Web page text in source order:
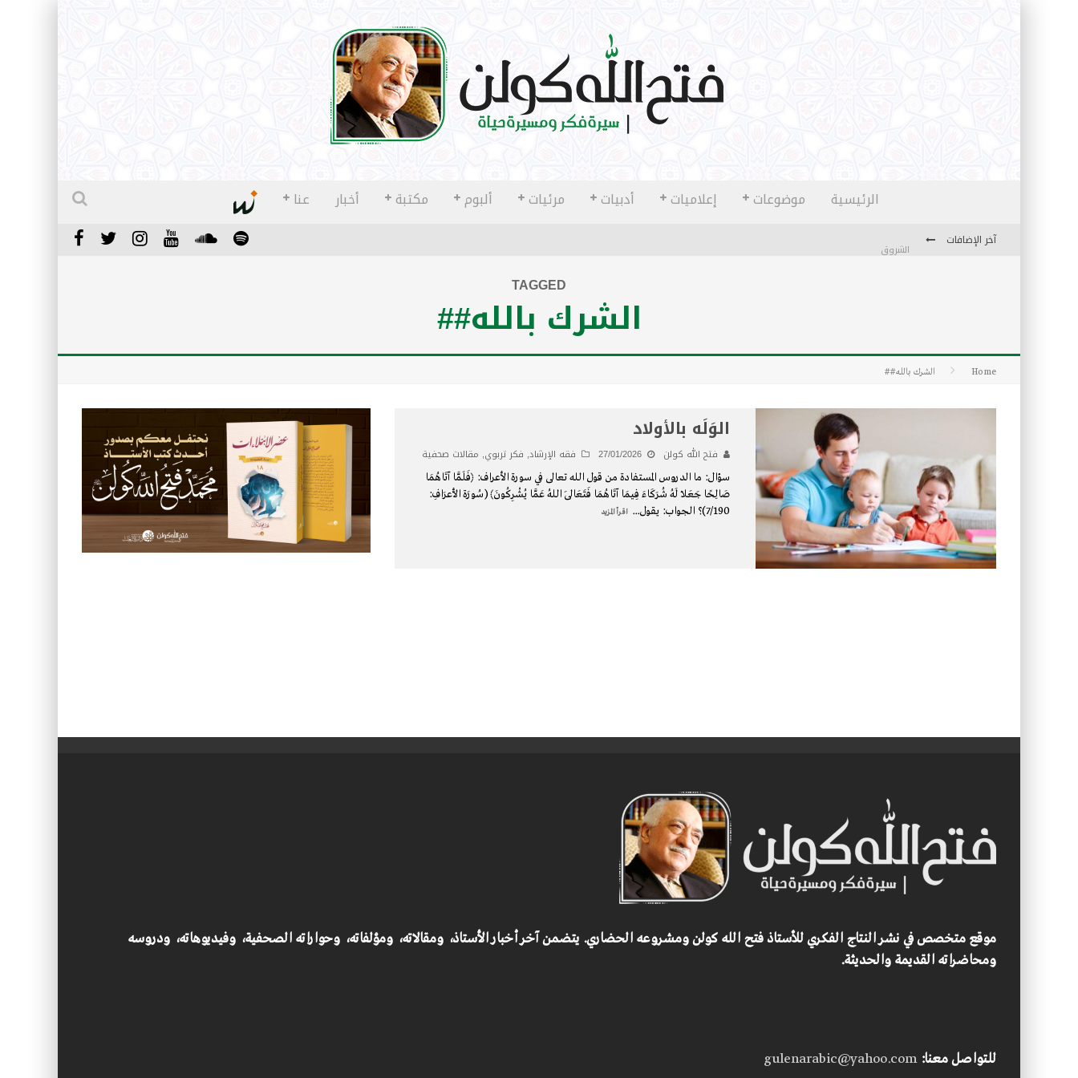
الرئيسية موضوعات إعلاميات أدبيات مرئيات ألبوم مكتبة أخبار عنا
آخر الإضافات
كتاب معراج الروح الصلاة: 32-مراتب الطهارة في الصلاة
TAGGED
الشرك بالله##
Home الشرك بالله##
الوَلَه بالأولاد
فتح الله كولن 27/01/2026 فقه الإرشاد, فكر تربوي, مقالات صحفية
سؤال: ما الدروس المستفادة من قول الله تعالى في سورة الأعراف: ﴿فَلَمَّا آتَاهُمَا
صَالِحًا جَعَلَا لَهُ شُرَكَاءَ فِيمَا آتَاهُمَا فَتَعَالَى اللهُ عَمَّا يُشْرِكُونَ﴾ (سُورَة الأَعرَافِ:
7/190)؟ الجواب: يقول
... اقرأ المزيد
موقع متخصص في نشر النتاج الفكري للأستاذ فتح الله كولن ومشروعه الحضاري. يتضمن آخر أخبار الأستاذ، ومقالاته، ومؤلفاته، وحواراته الصحفية، وفيديوهاته، ودروسه
ومحاضراته القديمة والحديثة.
للتواصل معنا:gulenarabic@yahoo.com